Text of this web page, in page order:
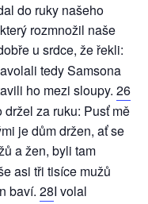
do ruky našeho
rozmnožil naše
u srdce, že řekli:
tedy Samsona
ho mezi sloupy. 26
za ruku: Pusť mě
je dům držen, ať se
a žen, byli tam
asi tři tisíce mužů
baví. 28I volal